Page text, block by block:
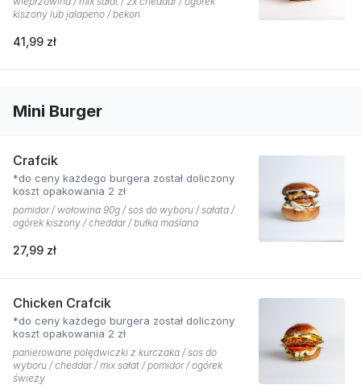
kiszony lub jalapeno / bekon
41,99 zł
Mini Burger
Crafcik
*do ceny każdego burgera został doliczony
koszt opakowania 2 zł
pomidor / wołowina 90g / sos do wyboru / sałata /
ogórek kiszony / cheddar / bułka maślana
27,99 zł
Chicken Crafcik
*do ceny każdego burgera został doliczony
koszt opakowania 2 zł
panierowane polędwiczki z kurczaka / sos do
wyboru / cheddar / mix sałat / pomidor / ogórek
świeży